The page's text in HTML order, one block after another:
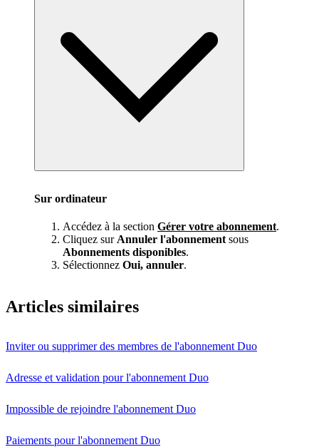
Sur ordinateur
Accédez à la section Gérer votre abonnement.
Cliquez sur Annuler l'abonnement sous
Abonnements disponibles.
Sélectionnez Oui, annuler.
Articles similaires
Inviter ou supprimer des membres de l'abonnement Duo
Adresse et validation pour l'abonnement Duo
Impossible de rejoindre l'abonnement Duo
Paiements pour l'abonnement Duo